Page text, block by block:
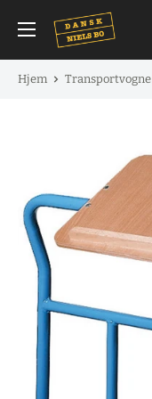
indhold
Hjem Transportvogne